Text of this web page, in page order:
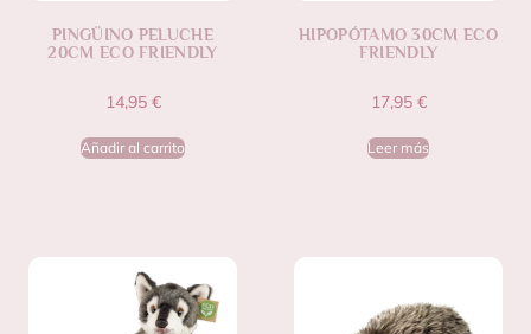
PINGÜINO PELUCHE
20CM ECO FRIENDLY
14,95 €
Añadir al carrito
HIPOPÓTAMO 30CM ECO
FRIENDLY
17,95 €
Leer más